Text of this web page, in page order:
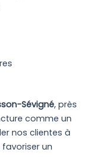
Sévigné, près
comme un
nos clientes à
un